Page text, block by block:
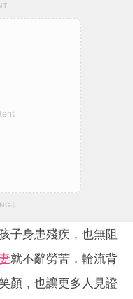
子身患殘疾，也無阻
就不辭勞苦，輪流背
顏，也讓更多人見證